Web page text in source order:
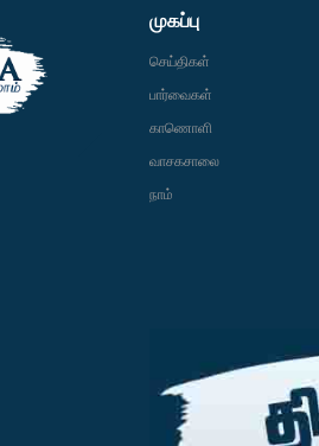
முகப்பு
செய்திகள்
பார்வைகள்
காணொளி
வாசகசாலை
நாம்